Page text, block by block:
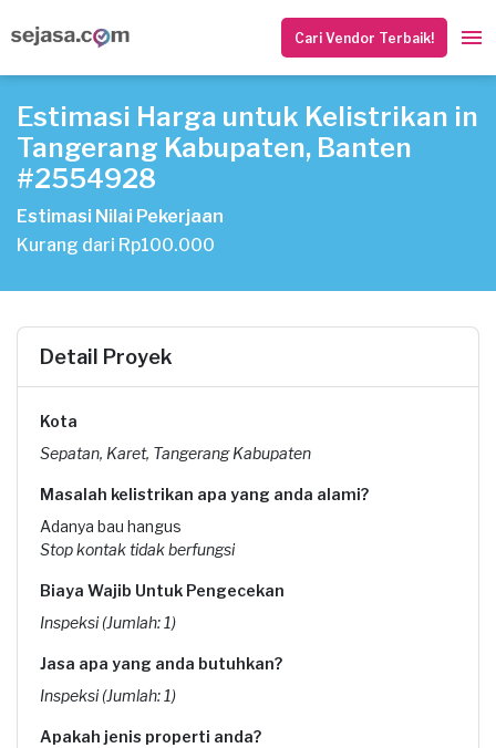
Cari Vendor Terbaik!
Estimasi Harga untuk Kelistrikan in
Tangerang Kabupaten, Banten
#2554928
Estimasi Nilai Pekerjaan
Kurang dari Rp100.000
Detail Proyek
Kota
Sepatan, Karet, Tangerang Kabupaten
Masalah kelistrikan apa yang anda alami?
Adanya bau hangus
Stop kontak tidak berfungsi
Biaya Wajib Untuk Pengecekan
Inspeksi (Jumlah: 1)
Jasa apa yang anda butuhkan?
Inspeksi (Jumlah: 1)
Apakah jenis properti anda?